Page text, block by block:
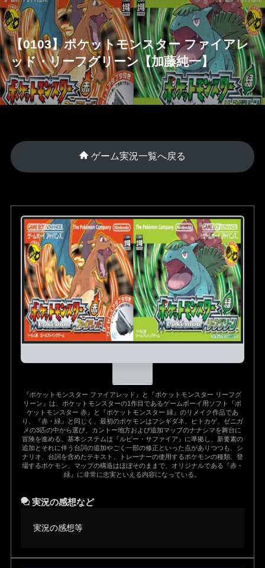
【0103】ポケットモンスター ファイアレ
ッド・リーフグリーン【加藤純一】
ゲーム実況一覧へ戻る
『ポケットモンスター ファイアレッド』と『ポケットモンスター リーフグ
リーン』は、ポケットモンスターの1作目であるゲームボーイ用ソフト『ポ
ケットモンスター 赤』と『ポケットモンスター 緑』のリメイク作品であ
り、『赤・緑』と同じく、最初のポケモンはフシギダネ、ヒトカゲ、ゼニガ
メの3匹の中から選び、カントー地方および追加マップのナナシマを舞台に
冒険を進める。基本システムは『ルビー・サファイア』に準拠し、新要素の
追加とそれに伴う台詞の追加やごく一部の修正といった点がありつつも、シ
ナリオ、台詞を含めたテキスト、トレーナーの使用するポケモンの種類、登
場するポケモン、マップの構造はほぼそのままで、オリジナルである『赤・
緑』に非常に忠実といえる内容になっている。
実況の感想など
実況の感想等